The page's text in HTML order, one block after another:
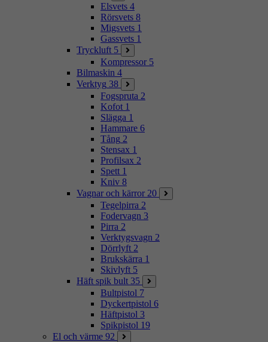
Elsvets 4
Rörsvets 8
Migsvets 1
Gassvets 1
Tryckluft 5
Kompressor 5
Bilmaskin 4
Verktyg 38
Fogspruta 2
Kofot 1
Slägga 1
Hammare 6
Tång 2
Stensax 1
Profilsax 2
Spett 1
Kniv 8
Vagnar och kärror 20
Tegelpirra 2
Fodervagn 3
Pirra 2
Verktygsvagn 2
Dörrlyft 2
Brukskärra 1
Skivlyft 5
Häft spik bult 35
Bultpistol 7
Dyckertpistol 6
Häftpistol 3
Spikpistol 19
El och värme 92